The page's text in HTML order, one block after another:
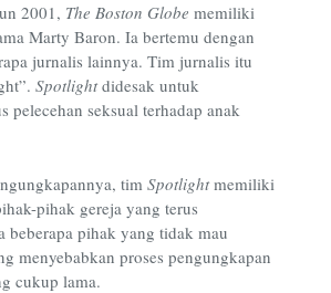
2001, The Boston Globe memiliki
Marty Baron. Ia bertemu dengan
jurnalis lainnya. Tim jurnalis itu
Spotlightdidesak untuk
pelecehan seksual terhadap anak
tim Spotlightmemiliki
pihak gereja yang terus
beberapa pihak yang tidak mau
menyebabkan proses pengungkapan
cukup lama.